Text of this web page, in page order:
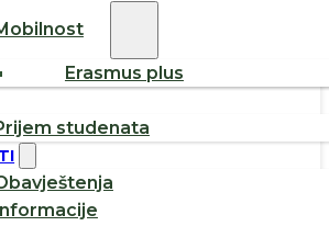
Erasmus plus
studenata
Informacije